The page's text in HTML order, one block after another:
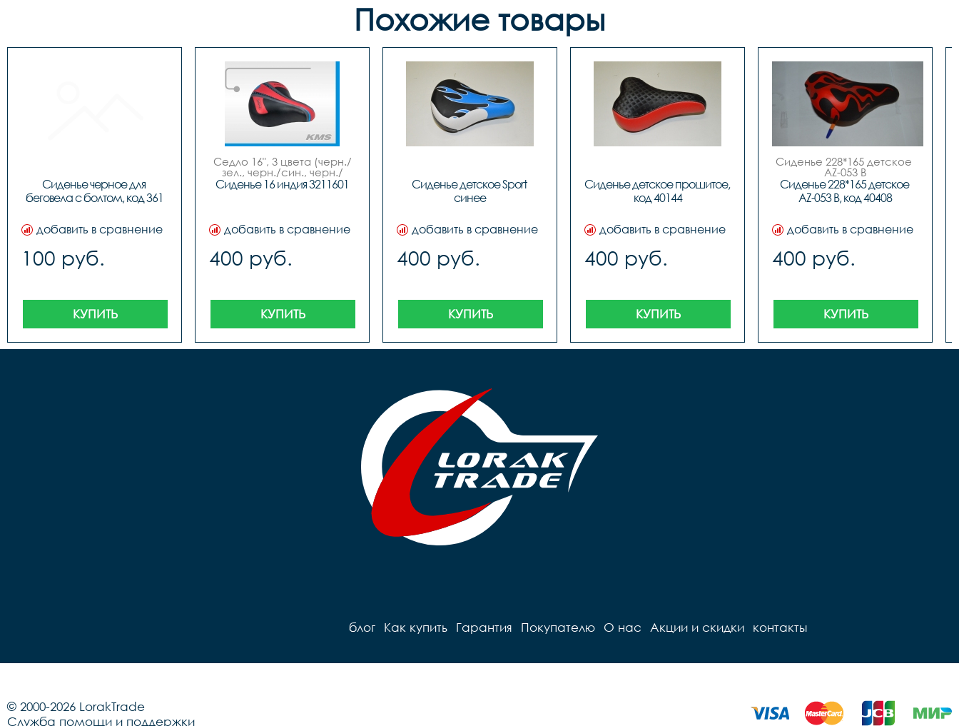
Похожие товары
Сиденье черное для
беговела с болтом, код 361
добавить в сравнение
100 руб.
КУПИТЬ
Седло 16", 3 цвета (черн./
зел., черн./син., черн./
красн.), NEW MODEL.
Сиденье 16 индия 3211601
добавить в сравнение
400 руб.
КУПИТЬ
Сиденье детское Sport
синее
добавить в сравнение
400 руб.
КУПИТЬ
Сиденье детское прошитое,
код 40144
добавить в сравнение
400 руб.
КУПИТЬ
Сиденье 228*165 детское
AZ-053 B
код.40408
Сиденье 228*165 детское
AZ-053 B, код 40408
добавить в сравнение
400 руб.
КУПИТЬ
блог Как купить Гарантия Покупателю О нас Акции и скидки контакты
© 2000-2026 LorakTrade
Служба помощи и поддержки